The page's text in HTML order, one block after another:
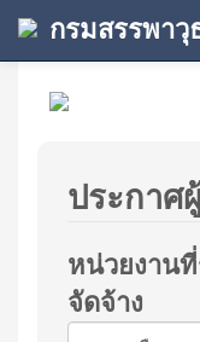
กรมสรรพาวุ
ประกาศ
หน่วยงาน
จัดจ้าง